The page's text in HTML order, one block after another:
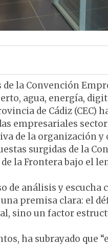
la Convención
agua, energía,
de Cádiz
empresariales
de la organización y
surgidas de la
la Frontera bajo el
de análisis y
premisa clara: el
sino un factor
ha subrayado